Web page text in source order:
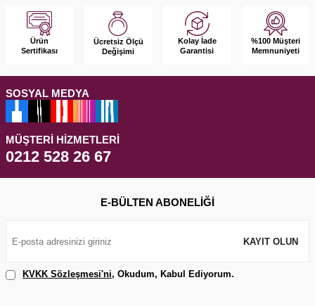
Ürün
Sertifikası
Ücretsiz Ölçü
Değişimi
Kolay İade
Garantisi
%100 Müşteri
Memnuniyeti
SOSYAL MEDYA
MÜŞTERI HIZMETLERI
0212 528 26 67
E-BÜLTEN ABONELIĞI
KAYIT OLUN
KVKK Sözleşmesi'ni, Okudum, Kabul Ediyorum.